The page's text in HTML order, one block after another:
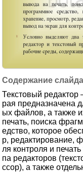
Текстовый
рая предназначена
ых файлов, а также
печать, поиска
едство, которое
р, редактирование,
ля контроля и
па редакторов
ссор), а также